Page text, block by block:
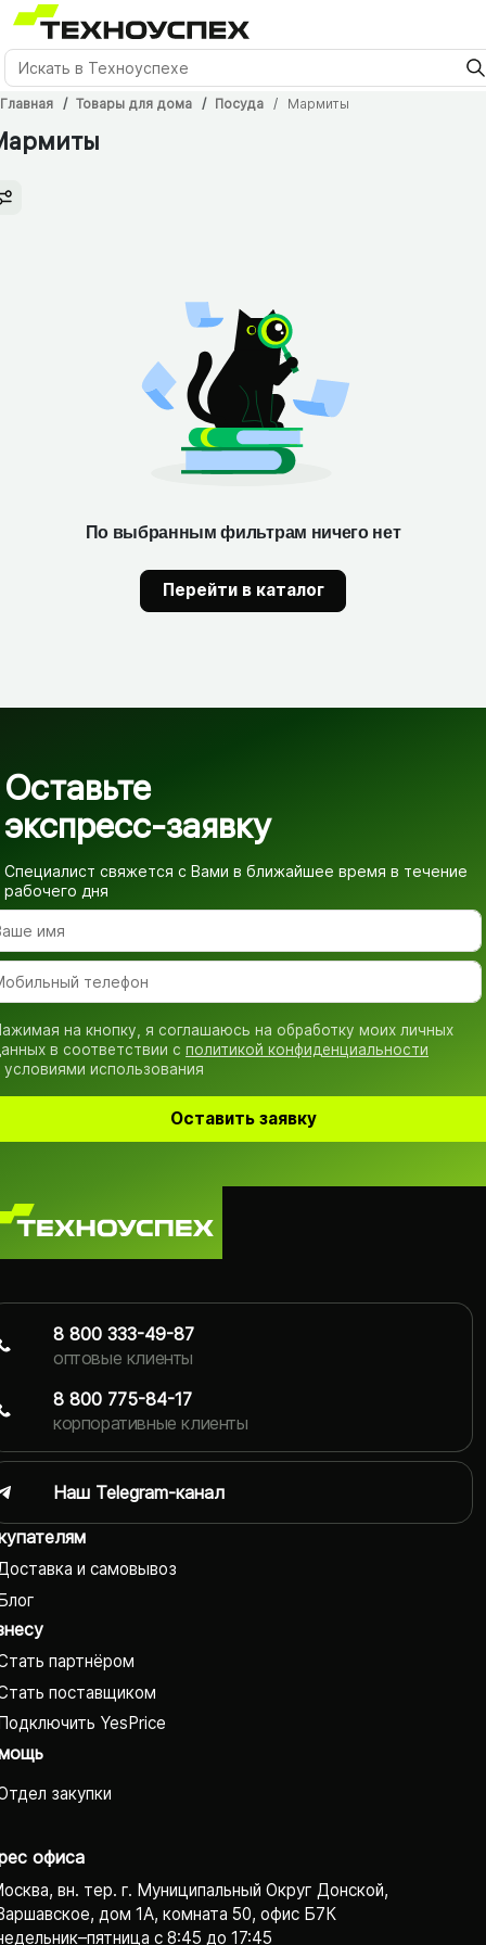
Главная Товары для дома Посуда Мармиты
По выбранным фильтрам ничего нет
Перейти в каталог
Оставьте
экспресс-заявку
Специалист свяжется с Вами в ближайшее время в течение
рабочего дня
на кнопку, я соглашаюсь на обработку моих личных
в соответствии с политикой конфиденциальности
условиями использования
Оставить заявку
и самовывоз
партнёром
поставщиком
YesPrice
закупки
офиса
вн. тер. г. Муниципальный Округ Донской,
дом 1А, комната 50, офис Б7К
с 8:45 до 17:45
8 800 333-49-87
оптовые клиенты
8 800 775-84-17
корпоративные клиенты
Наш Telegram-канал